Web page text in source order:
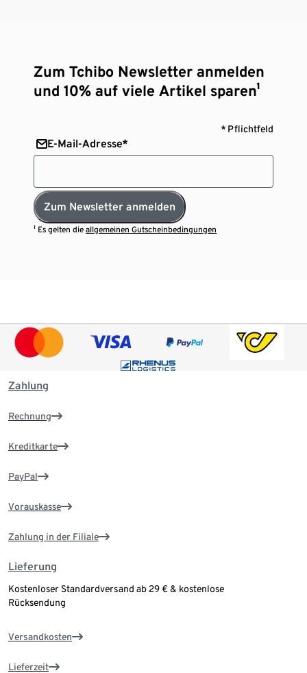
Zum Tchibo Newsletter anmelden
und 10% auf viele Artikel sparen¹
* Pflichtfeld
E-Mail-Adresse*
Zum Newsletter anmelden
¹ Es gelten dieallgemeinen Gutscheinbedingungen
Zahlung
Rechnung
Kreditkarte
PayPal
Vorauskasse
Zahlung in der Filiale
Lieferung
Kostenloser Standardversand ab 29 € & kostenlose
Rücksendung
Versandkosten
Lieferzeit